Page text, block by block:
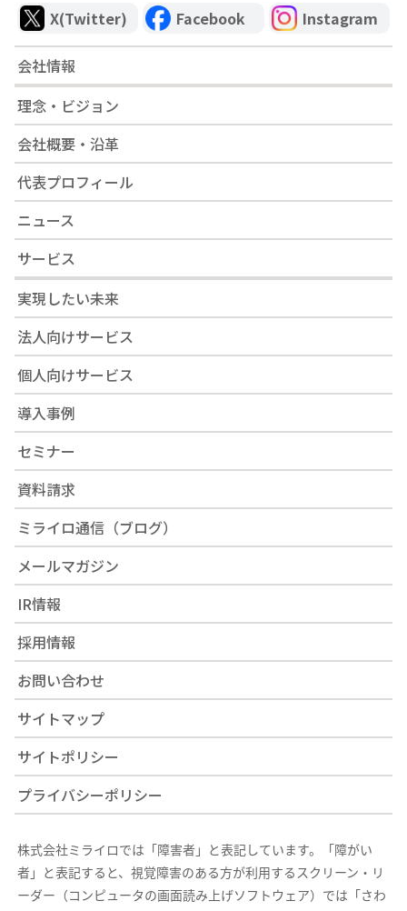
X(Twitter) Facebook Instagram
会社情報
理念・ビジョン
会社概要・沿革
代表プロフィール
ニュース
サービス
実現したい未来
法人向けサービス
個人向けサービス
導入事例
セミナー
資料請求
ミライロ通信（ブログ）
メールマガジン
IR情報
採用情報
お問い合わせ
サイトマップ
サイトポリシー
プライバシーポリシー
株式会社ミライロでは「障害者」と表記しています。「障がい
者」と表記すると、視覚障害のある方が利用するスクリーン・リ
ーダー（コンピュータの画面読み上げソフトウェア）では「さわ